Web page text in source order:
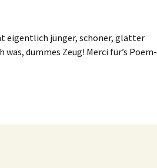
eigentlich jünger, schöner, glatter
dummes Zeug! Merci für’s Poem-